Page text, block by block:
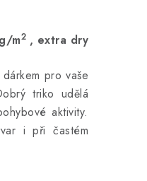
m2 , extra dry
pro vaše
triko udělá
aktivity.
i při častém